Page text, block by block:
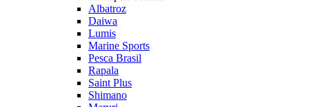
Albatroz
Daiwa
Lumis
Marine Sports
Pesca Brasil
Rapala
Saint Plus
Shimano